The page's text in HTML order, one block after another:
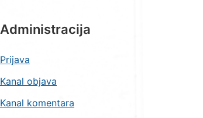
Administracija
Prijava
Kanal objava
Kanal komentara